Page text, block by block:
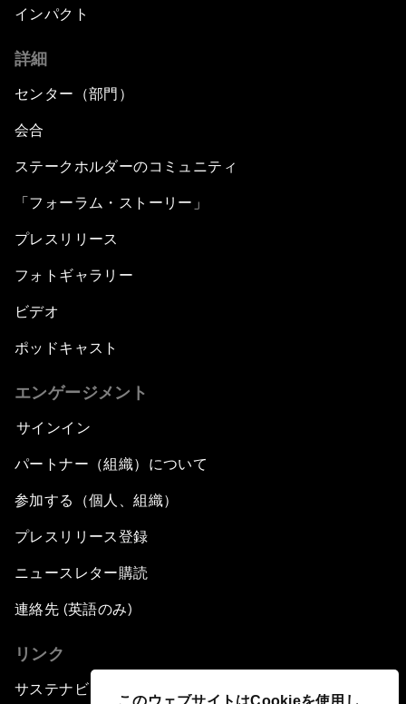
このウェブサイトはCookieを使用し
インパクト
詳細
センター（部門）
会合
ステークホルダーのコミュニティ
「フォーラム・ストーリー」
プレスリリース
フォトギャラリー
ビデオ
ポッドキャスト
エンゲージメント
サインイン
パートナー（組織）について
参加する（個人、組織）
プレスリリース登録
ニュースレター購読
連絡先 (英語のみ)
リンク
サステナビリティへの取り組み